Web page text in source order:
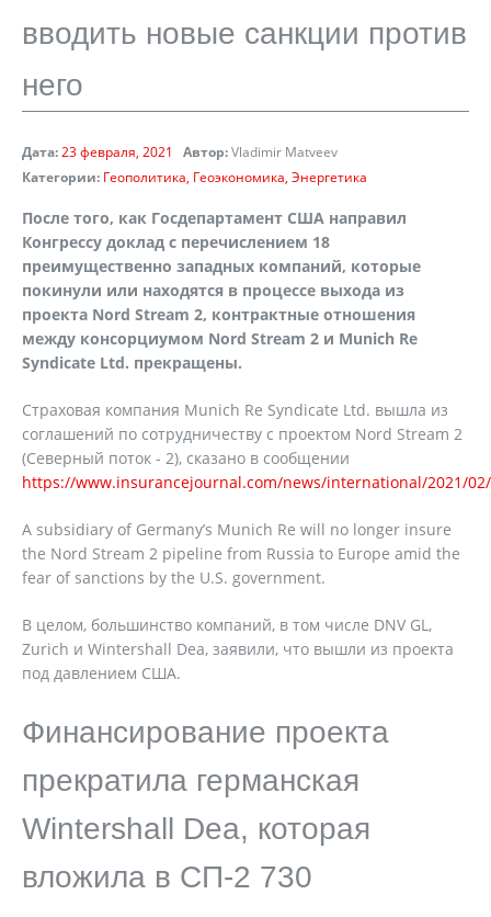
вводить новые санкции против
него
Дата:23 февраля, 2021 Автор:Vladimir Matveev
Категории: Геополитика Геоэкономика Энергетика
После того, как Госдепартамент США направил
Конгрессу доклад с перечислением 18
преимущественно западных компаний, которые
покинули или находятся в процессе выхода из
проекта Nord Stream 2, контрактные отношения
между консорциумом Nord Stream 2 и Munich Re
Syndicate Ltd. прекращены.
Страховая компания Munich Re Syndicate Ltd. вышла из
соглашений по сотрудничеству с проектом Nord Stream 2
(Северный поток - 2), сказано в сообщении
https://www.insurancejournal.com/news/international/2021/
A subsidiary of Germany’s Munich Re will no longer insure
the Nord Stream 2 pipeline from Russia to Europe amid the
fear of sanctions by the U.S. government.
В целом, большинство компаний, в том числе DNV GL,
Zurich и Wintershall Dea, заявили, что вышли из проекта
под давлением США.
Финансирование проекта
прекратила германская
Wintershall Dea, которая
вложила в СП-2 730